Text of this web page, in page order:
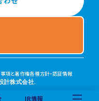
IR情報
項と著作権各種方針・認証情報
計株式会社.